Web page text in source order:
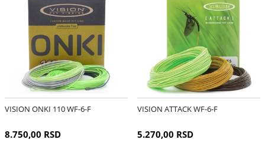
VISION ONKI 110 WF-6-F
8.750,00 RSD
VISION ATTACK WF-6-F
5.270,00 RSD